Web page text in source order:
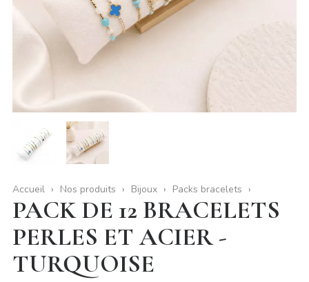
Accueil Nos produits Bijoux Packs bracelets
PACK DE 12 BRACELETS
PERLES ET ACIER -
TURQUOISE